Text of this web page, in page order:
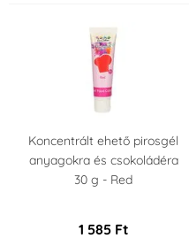
Koncentrált ehető pirosgél
anyagokra és csokoládéra
30 g - Red
1 585 Ft